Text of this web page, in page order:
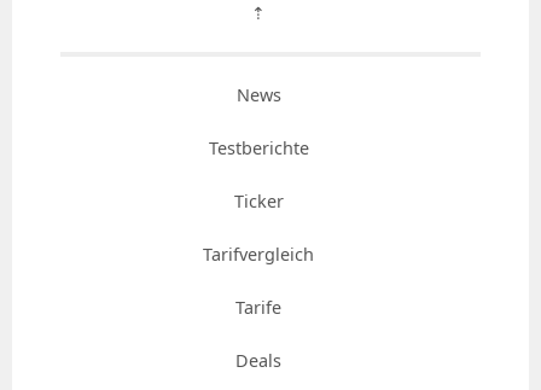
⇡
News
Testberichte
Ticker
Tarifvergleich
Tarife
Deals